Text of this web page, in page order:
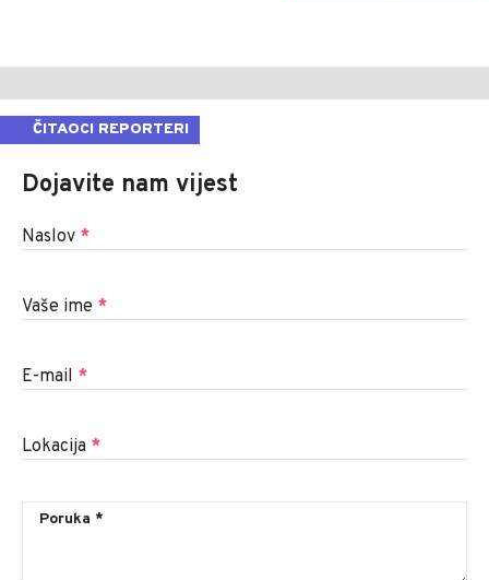
ČITAOCI REPORTERI
Dojavite nam vijest
Naslov *
Vaše ime *
E-mail *
Lokacija *